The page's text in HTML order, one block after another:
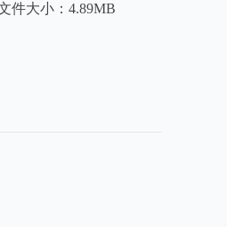
件大小：4.89MB